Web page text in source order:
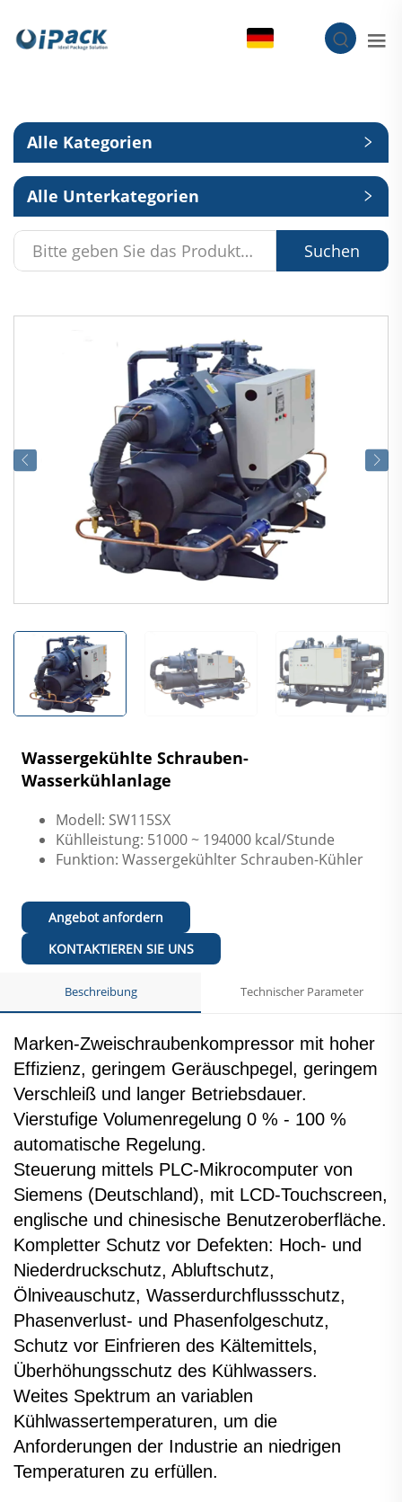
Alle Kategorien
Alle Unterkategorien
Suchen
Wassergekühlte Schrauben-
Wasserkühlanlage
Modell: SW115SX
Kühlleistung: 51000 ~ 194000 kcal/Stunde
Funktion: Wassergekühlter Schrauben-Kühler
Angebot anfordern
KONTAKTIEREN SIE UNS
Beschreibung Technischer Parameter
Marken-Zweischraubenkompressor mit hoher
Effizienz, geringem Geräuschpegel, geringem
Verschleiß und langer Betriebsdauer.
Vierstufige Volumenregelung 0 % - 100 %
automatische Regelung.
Steuerung mittels PLC-Mikrocomputer von
Siemens (Deutschland), mit LCD-Touchscreen,
englische und chinesische Benutzeroberfläche.
Kompletter Schutz vor Defekten: Hoch- und
Niederdruckschutz, Abluftschutz,
Ölniveauschutz, Wasserdurchflussschutz,
Phasenverlust- und Phasenfolgeschutz,
Schutz vor Einfrieren des Kältemittels,
Überhöhungsschutz des Kühlwassers.
Weites Spektrum an variablen
Kühlwassertemperaturen, um die
Anforderungen der Industrie an niedrigen
Temperaturen zu erfüllen.